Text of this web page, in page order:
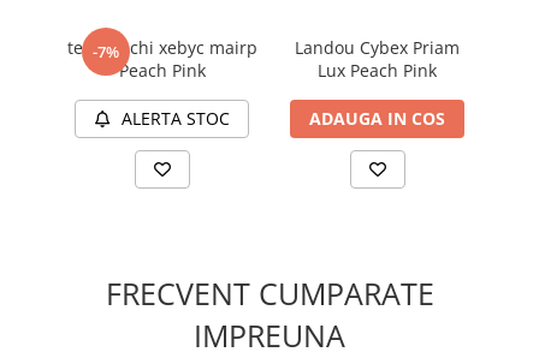
singura tragere, asigurati copilul in cateva secunde, cu o
singura mana, usor si rapid.
Caruciorul Cybex Priam Peach Pink poate fi configurat
folosind cele 4 variante de cadru:
Carucior Cybex Priam 3 in 1
-7%
textil vechi xebyc mairp
Peach Pink
ALERTA STOC
Landou Cybex Priam
Lux Peach Pink
ADAUGA IN COS
FRECVENT CUMPARATE
IMPREUNA